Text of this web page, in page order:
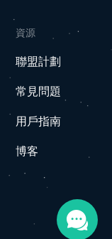
資源
聯盟計劃
常見問題
用戶指南
博客